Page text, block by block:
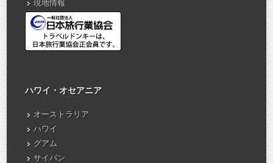
現地情報
ハワイ・オセアニア
オーストラリア
ハワイ
グアム
サイパン